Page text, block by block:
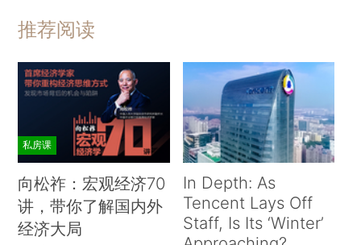
推荐阅读
私房课
向松祚：宏观经济70
讲，带你了解国内外
经济大局
In Depth: As
Tencent Lays Off
Staff, Is Its ‘Winter’